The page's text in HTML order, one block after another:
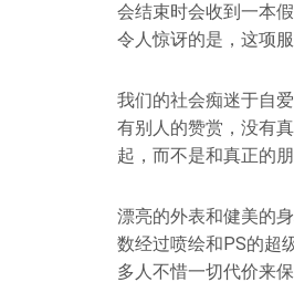
会结束时会收到一本
令人惊讶的是，这项
我们的社会痴迷于自
有别人的赞赏，没有
起，而不是和真正的
漂亮的外表和健美的
数经过喷绘和PS的超
多人不惜一切代价来